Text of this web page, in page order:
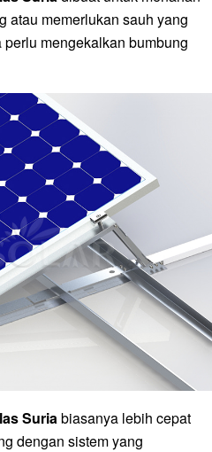
atau memerlukan sauh yang
mengekalkan bumbung
Suriabiasanya lebih cepat
dengan sistem yang